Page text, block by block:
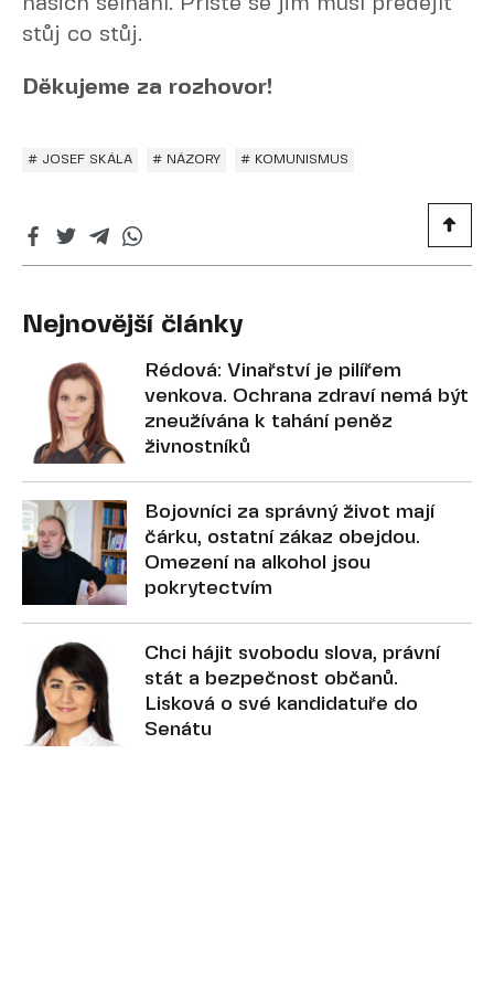
stůj co stůj.
Děkujeme za rozhovor!
# JOSEF SKÁLA # NÁZORY # KOMUNISMUS
Nejnovější články
Rédová: Vinařství je pilířem
venkova. Ochrana zdraví nemá být
zneužívána k tahání peněz
živnostníků
Bojovníci za správný život mají
čárku, ostatní zákaz obejdou.
Omezení na alkohol jsou
pokrytectvím
Chci hájit svobodu slova, právní
stát a bezpečnost občanů.
Lisková o své kandidatuře do
Senátu